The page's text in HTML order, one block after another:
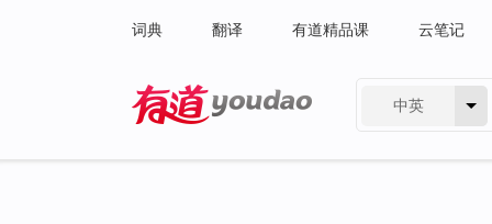
词典 翻译 有道精品课 云笔记
中英